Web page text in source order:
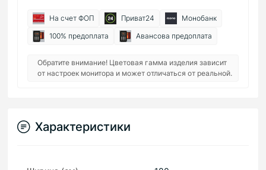
На счет ФОП Приват24
Монобанк
100% предоплата
Авансова предоплата
Обратите внимание! Цветовая гамма изделия зависит
от настроек монитора и может отличаться от реальной.
Характеристики